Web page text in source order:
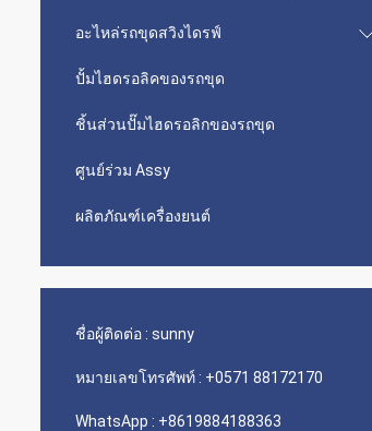
อะไหล่รถขุดสวิงไดรฟ์
ปั้มไฮดรอลิคของรถขุด
ชิ้นส่วนปั๊มไฮดรอลิกของรถขุด
ศูนย์ร่วม Assy
ผลิตภัณฑ์เครื่องยนต์
ชื่อผู้ติดต่อ : sunny
หมายเลขโทรศัพท์ : +0571 88172170
WhatsApp : +8619884188363